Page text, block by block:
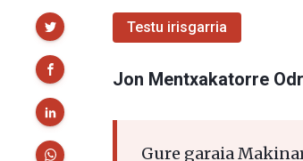
Testu irisgarria
Jon Mentxakatorre
Gure garaia
Partekatu